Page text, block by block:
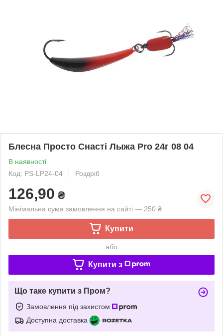
Блесна Просто Снасті Лыжа Pro 24г 08 04
В наявності
Код: PS-LP24-04
Роздріб
126,90 ₴
Мінімальна сума замовлення на сайті — 250 ₴
Купити
або
Купити з
Що таке купити з Пром?
Замовлення під захистом
Доступна доставка